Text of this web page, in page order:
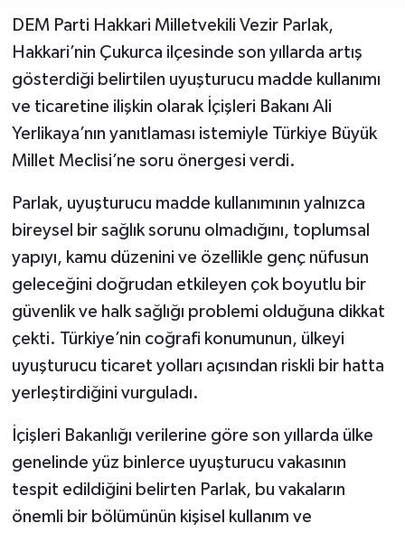
DEM Parti Hakkari Milletvekili Vezir Parlak,
Hakkari’nin Çukurca ilçesinde son yıllarda artış
gösterdiği belirtilen uyuşturucu madde kullanımı
ve ticaretine ilişkin olarak İçişleri Bakanı Ali
Yerlikaya’nın yanıtlaması istemiyle Türkiye Büyük
Millet Meclisi’ne soru önergesi verdi.
Parlak, uyuşturucu madde kullanımının yalnızca
bireysel bir sağlık sorunu olmadığını, toplumsal
yapıyı, kamu düzenini ve özellikle genç nüfusun
geleceğini doğrudan etkileyen çok boyutlu bir
güvenlik ve halk sağlığı problemi olduğuna dikkat
çekti. Türkiye’nin coğrafi konumunun, ülkeyi
uyuşturucu ticaret yolları açısından riskli bir hatta
yerleştirdiğini vurguladı.
İçişleri Bakanlığı verilerine göre son yıllarda ülke
genelinde yüz binlerce uyuşturucu vakasının
tespit edildiğini belirten Parlak, bu vakaların
önemli bir bölümünün kişisel kullanım ve